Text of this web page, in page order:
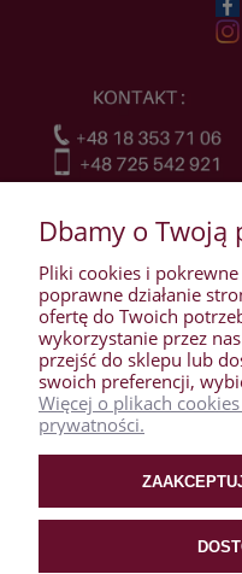
Dbamy o Twoją
Pliki cookies i
poprawne działanie
ofertę do Twoich
wykorzystanie przez
przejść do sklepu lub
swoich preferencji,
Więcej o plikach
prywatności.